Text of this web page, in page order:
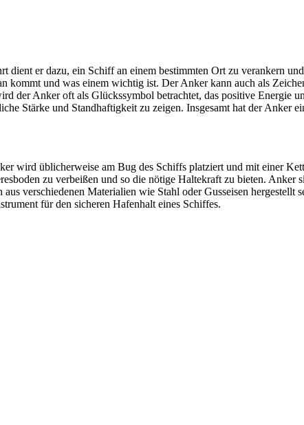
er dazu, ein Schiff an einem bestimmten Ort zu verankern
kommt und was einem wichtig ist. Der Anker kann auch als
der Anker oft als Glückssymbol betrachtet, das positive
Stärke und Standhaftigkeit zu zeigen. Insgesamt hat der Anker
wird üblicherweise am Bug des Schiffs platziert und mit einer
zu verbeißen und so die nötige Haltekraft zu bieten. Anker
verschiedenen Materialien wie Stahl oder Gusseisen
für den sicheren Hafenhalt eines Schiffes.